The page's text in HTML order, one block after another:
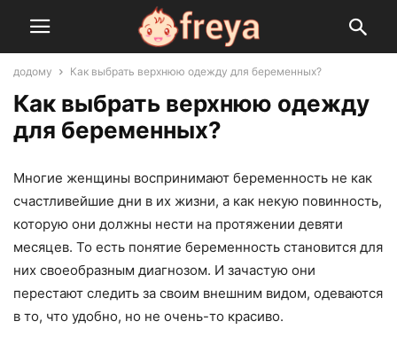
додому Как выбрать верхнюю одежду для беременных?
Как выбрать верхнюю одежду
для беременных?
Многие женщины воспринимают беременность не как
счастливейшие дни в их жизни, а как некую повинность,
которую они должны нести на протяжении девяти
месяцев. То есть понятие беременность становится для
них своеобразным диагнозом. И зачастую они
перестают следить за своим внешним видом, одеваются
в то, что удобно, но не очень-то красиво.